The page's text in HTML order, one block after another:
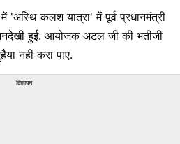
'अस्थि कलश यात्रा' में पूर्व प्रधानमंत्री
हुई. आयोजक अटल जी की भतीजी
नहीं करा पाए.
विज्ञापन